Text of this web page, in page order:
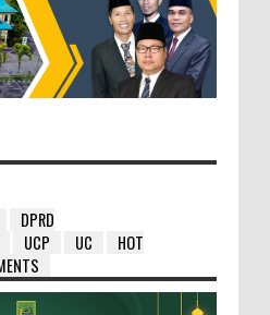
DPRD
UCP UC
HOT